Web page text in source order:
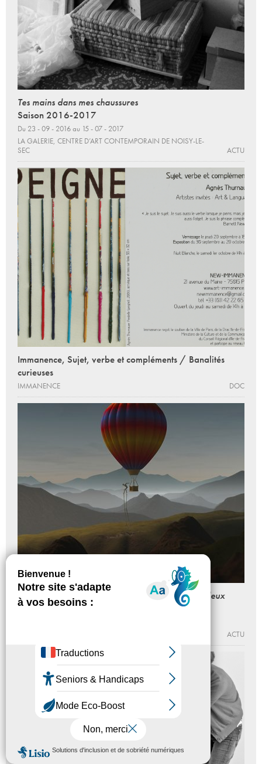
Tes mains dans mes chaussures
Saison 2016-2017
Du 23 - 09 - 2016 au 15 - 07 - 2017
LA GALERIE, CENTRE D’ART CONTEMPORAIN DE NOISY-LE-
SEC
ACTU
Immanence, Sujet, verbe et compléments / Banalités
curieuses
IMMANENCE DOC
Comment bâtir un univers qui ne s’effondre pas deux
jours plus tard 3/3 : Entropies
ACTU